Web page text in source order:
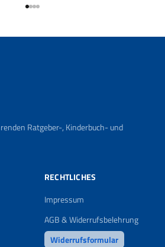
Gehe zu Element 1
Gehe zu Element 2
Gehe zu Element 3
Gehe zu Element 4
Ratgeber-, Kinderbuch- und
RECHTLICHES
Impressum
AGB & Widerrufsbelehrung
Widerrufsformular